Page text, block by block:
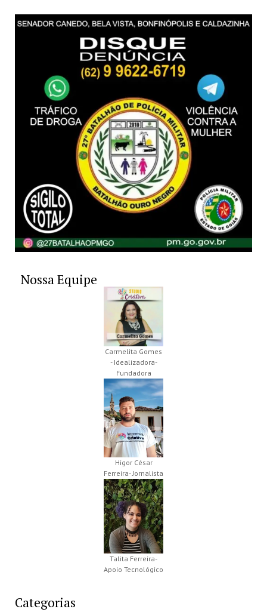
Nossa Equipe
Carmelita Gomes
- Idealizadora-
Fundadora
Higor César
Ferreira- Jornalista
Talita Ferreira-
Apoio Tecnológico
Categorias